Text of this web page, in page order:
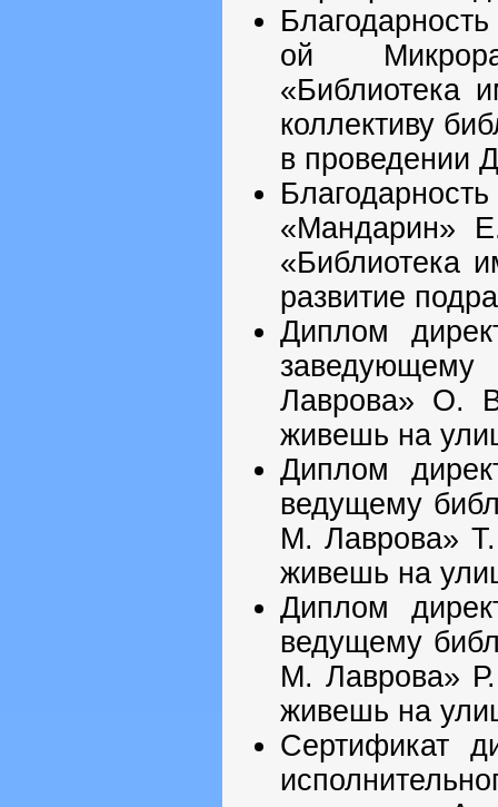
ой
коллективу
в проведении
«Мандарин»
«Библиотека
развитие
Диплом
Лаврова» О.
живешь на
Диплом
ведущему
М. Лаврова»
живешь на
Диплом
ведущему
М. Лаврова»
живешь на
Сертификат